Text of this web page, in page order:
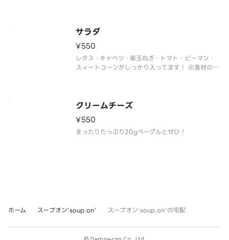
サラダ
¥550
レタス・キャベツ・紫玉ねぎ・トマト・ピーマン・
スィートコーンがしっかり入ってます！ ※食材の増
クリームチーズ
¥550
まったりたっぷり20gベーグルとぜひ！
ホーム スープオン'soup.on' スープオン'soup.on'の宅配